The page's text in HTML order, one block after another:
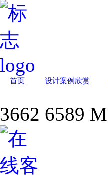
首页 设计案例欣赏
3662 6589 M